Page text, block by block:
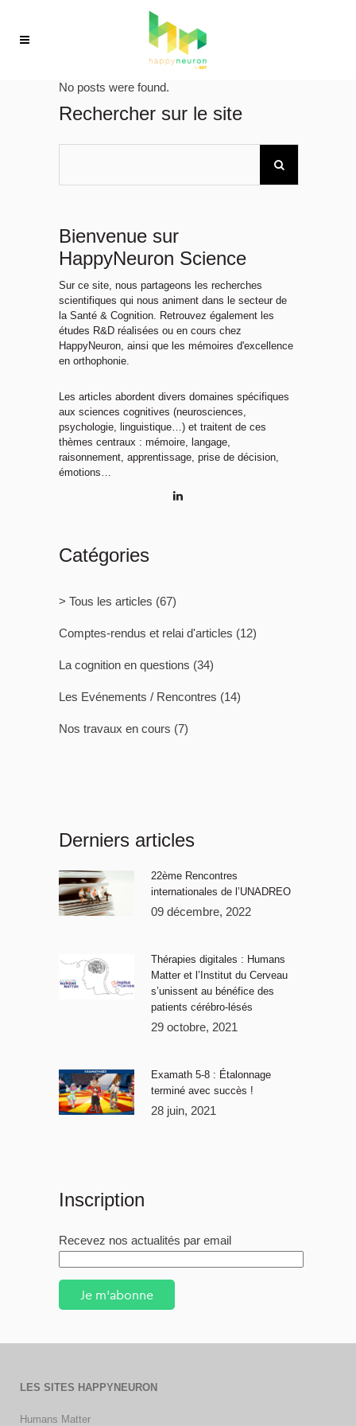
No posts were found.
Rechercher sur le site
Bienvenue sur
HappyNeuron Science
Sur ce site, nous partageons les recherches
scientifiques qui nous animent dans le secteur de
la Santé & Cognition. Retrouvez également les
études R&D réalisées ou en cours chez
HappyNeuron, ainsi que les mémoires d'excellence
en orthophonie.
Les articles abordent divers domaines spécifiques
aux sciences cognitives (neurosciences,
psychologie, linguistique…) et traitent de ces
thèmes centraux : mémoire, langage,
raisonnement, apprentissage, prise de décision,
émotions…
Catégories
> Tous les articles (67)
Comptes-rendus et relai d'articles (12)
La cognition en questions (34)
Les Evénements / Rencontres (14)
Nos travaux en cours (7)
Derniers articles
22ème Rencontres
internationales de l’UNADREO
09 décembre, 2022
Thérapies digitales : Humans
Matter et l’Institut du Cerveau
s’unissent au bénéfice des
patients cérébro-lésés
29 octobre, 2021
Examath 5-8 : Étalonnage
terminé avec succès !
28 juin, 2021
Inscription
Recevez nos actualités par email
Je m'abonne
LES SITES HAPPYNEURON
Humans Matter